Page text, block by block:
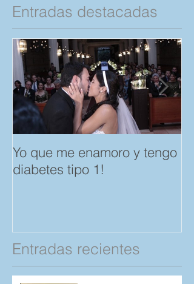
Entradas destacadas
Yo que me enamoro y tengo
diabetes tipo 1!
Entradas recientes